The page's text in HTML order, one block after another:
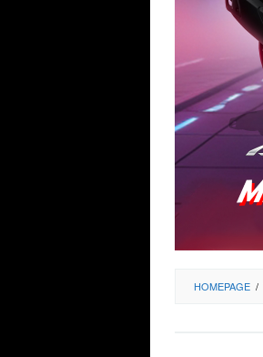
HOMEPAGE /